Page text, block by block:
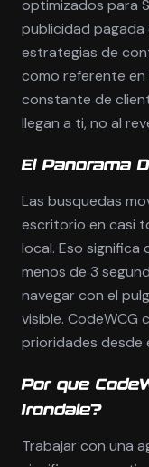
optimizados para
publicidad
estrategias de
como referente en
constante de
llegan a ti, no al
El Panorama
Las busquedas
escritorio en casi
local. Eso
menos de 3
navegar con el
visible. CodeWCG
prioridades desde
Por que
Irondale?
Trabajar con una